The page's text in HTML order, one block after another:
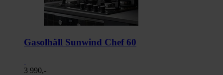
Gasolhäll Sunwind Chef 60
3 990,-